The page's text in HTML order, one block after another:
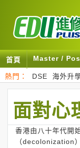
首頁 Master /
熱門： DSE 海外升
面對心
香港由八十年代開
（decolonization